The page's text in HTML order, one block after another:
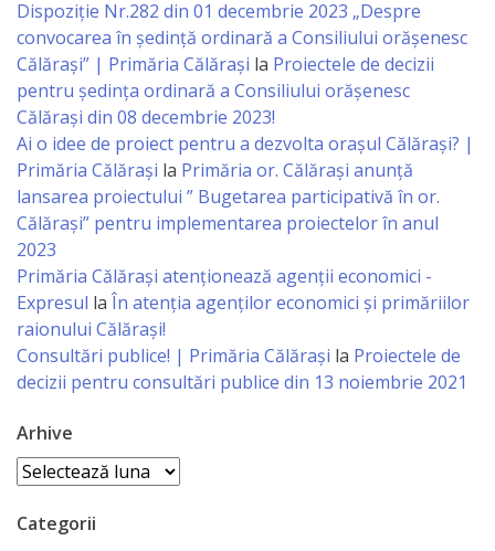
„Mihai
Viteazul”
Școala
Sportivă
Specializată
de
Rezerve
Olimpice
Călărași
orășenesc
Muzeul
Dispoziție Nr.282 din 01 decembrie 2023 „Despre
convocarea în ședință ordinară a Consiliului orășenesc
Călărași” | Primăria Călărași la Proiectele de decizii
pentru ședința ordinară a Consiliului orășenesc
Călărași din 08 decembrie 2023!
Ai o idee de proiect pentru a dezvolta orașul Călărași? |
Primăria Călărași la Primăria or. Călărași anunță
lansarea proiectului ” Bugetarea participativă în or.
Călărași” pentru implementarea proiectelor în anul
2023
Primăria Călăraşi atenţionează agenţii economici -
Expresul la În atenția agenților economici și primăriilor
raionului Călărași!
Consultări publice! | Primăria Călărași la Proiectele de
decizii pentru consultări publice din 13 noiembrie 2021
Arhive
Arhive
Categorii